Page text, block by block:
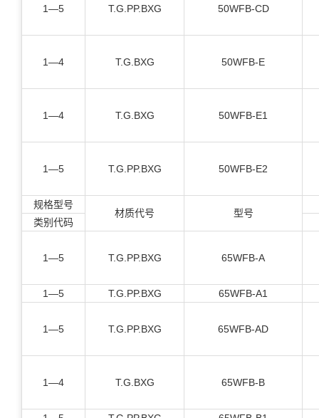
1—5 T.G.PP.BXG 50WFB-CD
1—4 T.G.BXG 50WFB-E
1—4 T.G.BXG 50WFB-E1
1—5 T.G.PP.BXG 50WFB-E2
规格型号
材质代号
型号
类别代码
1—5 T.G.PP.BXG 65WFB-A
1—5 T.G.PP.BXG 65WFB-A1
1—5 T.G.PP.BXG 65WFB-AD
1—4 T.G.BXG 65WFB-B